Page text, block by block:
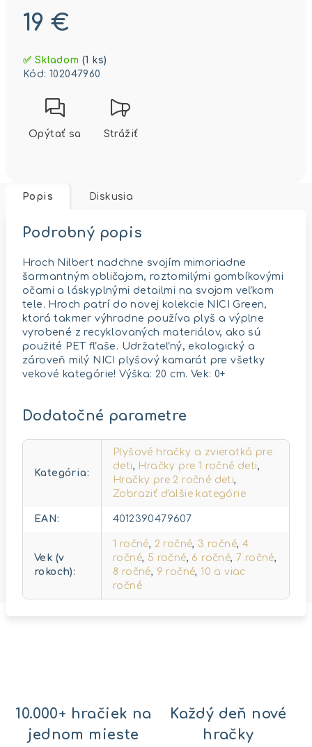
19 €
cena:
✅ Skladom(1 ks)
Kód: 102047960
Opýtať sa Strážiť
Popis Diskusia
Podrobný popis
Hroch Nilbert nadchne svojím mimoriadne
šarmantným obličajom, roztomilými gombíkovými
očami a láskyplnými detailmi na svojom veľkom
tele. Hroch patrí do novej kolekcie NICI Green,
ktorá takmer výhradne používa plyš a výplne
vyrobené z recyklovaných materiálov, ako sú
použité PET fľaše. Udržateľný, ekologický a
zároveň milý NICI plyšový kamarát pre všetky
vekové kategórie! Výška: 20 cm. Vek: 0+
Dodatočné parametre
Kategória:
Plyšové hračky a zvieratká pre
deti, Hračky pre 1 ročné deti,
Hračky pre 2 ročné deti,
Zobraziť ďalšie kategórie
EAN: 4012390479607
Vek (v
rokoch):
1 ročné, 2 ročné, 3 ročné, 4
ročné, 5 ročné, 6 ročné,7 ročné,
8 ročné, 9 ročné,10 a viac
ročné
10.000+ hračiek na
jednom mieste
Každý deň nové
hračky